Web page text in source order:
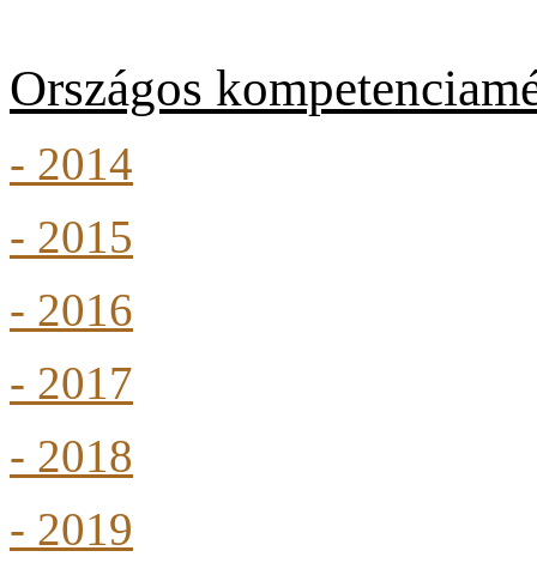
Országos
- 2014
- 2015
- 2016
- 2017
- 2018
- 2019